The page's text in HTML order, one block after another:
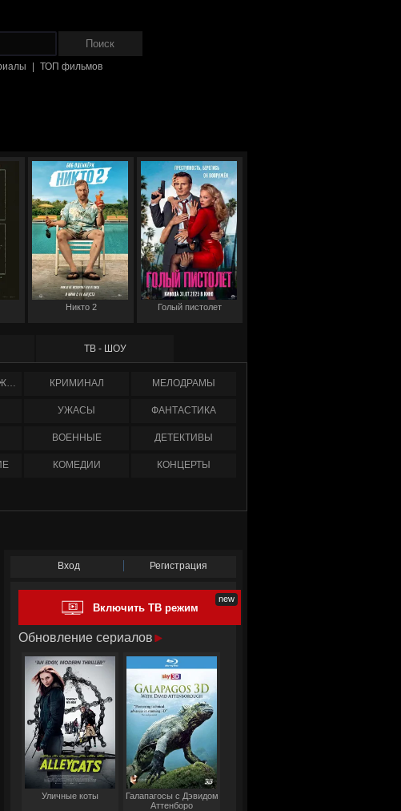
ТОП фильмов
Никто 2 Голый пистолет
ТВ - ШОУ
КОРОТКОМЕТРАЖНЫЕ КРИМИНАЛ МЕЛОДРАМЫ
УЖАСЫ ФАНТАСТИКА
ВОЕННЫЕ ДЕТЕКТИВЫ
КОМЕДИИ КОНЦЕРТЫ
Вход Регистрация
Включить ТВ режим
Обновление сериалов
Уличные коты
Галапагосы с Дэвидом
Аттенборо